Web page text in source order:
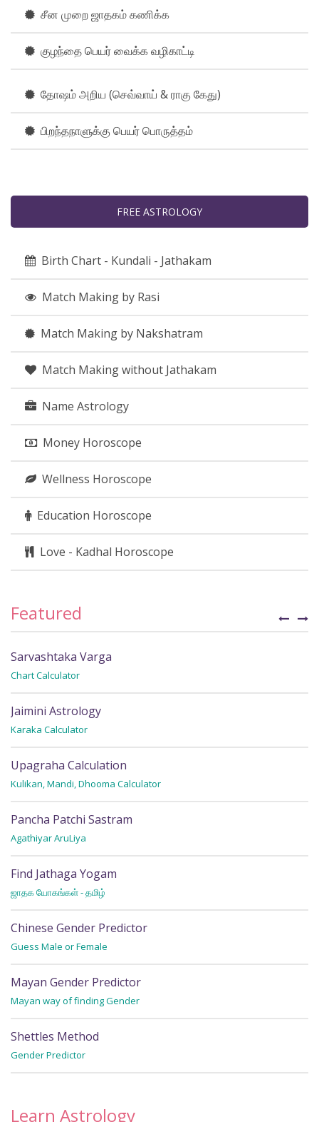
சீன முறை ஜாதகம் கணிக்க
குழந்தை பெயர் வைக்க வழிகாட்டி
தோஷம் அறிய (செவ்வாய் & ராகு கேது)
பிறந்தநாளுக்கு பெயர் பொருத்தம்
FREE ASTROLOGY
Birth Chart - Kundali - Jathakam
Match Making by Rasi
Match Making by Nakshatram
Match Making without Jathakam
Name Astrology
Money Horoscope
Wellness Horoscope
Education Horoscope
Love - Kadhal Horoscope
Featured
Sarvashtaka Varga
Chart Calculator
Jaimini Astrology
Karaka Calculator
Upagraha Calculation
Kulikan, Mandi, Dhooma Calculator
Pancha Patchi Sastram
Agathiyar AruLiya
Find Jathaga Yogam
ஜாதக யோகங்கள் - தமிழ்
Chinese Gender Predictor
Guess Male or Female
Mayan Gender Predictor
Mayan way of finding Gender
Shettles Method
Gender Predictor
Learn Astrology